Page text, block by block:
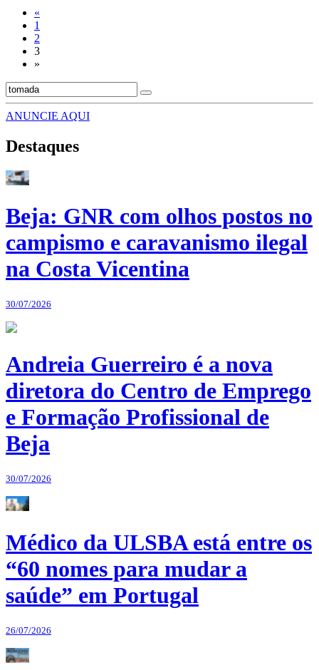
«
1
2
3
»
ANUNCIE AQUI
Destaques
Beja: GNR com olhos postos no
campismo e caravanismo ilegal
na Costa Vicentina
30/07/2026
Andreia Guerreiro é a nova
diretora do Centro de Emprego
e Formação Profissional de
Beja
30/07/2026
Médico da ULSBA está entre os
“60 nomes para mudar a
saúde” em Portugal
26/07/2026